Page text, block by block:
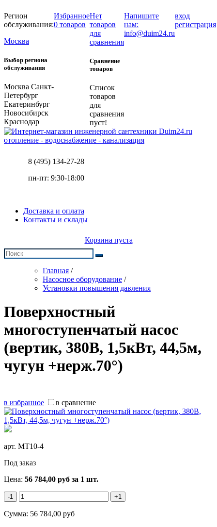
Регион
обслуживания:
Москва
Выбор региона
обслуживания
Москва Санкт-
Петербург
Екатеринбург
Новосибирск
Краснодар
Избранное
0 товаров
Нет
товаров
для
сравнения
Сравнение
товаров
Список
товаров
для
сравнения
пуст!
Напишите
нам:
info@duim24.ru
вход
регистрация
отопление - водоснабжение - канализация
8 (495) 134-27-28
пн-пт: 9:30-18:00
Доставка и оплата
Контакты и склады
Корзина пуста
Главная /
Насосное оборудование /
Установки повышения давления
Поверхностный
многоступенчатый насос
(вертик, 380В, 1,5кВт, 44,5м,
чугун +нерж.70°)
в избранное в сравнение
арт. MT10-4
Под заказ
Цена: 56 784,00 руб за 1 шт.
-1 +1
Сумма: 56 784,00 руб